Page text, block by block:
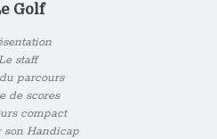
Golf
staff
parcours
de scores
compact
son Handicap